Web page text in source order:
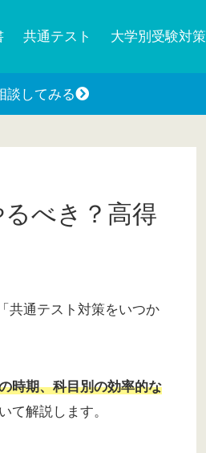
共通テスト 大学別受験対策
談してみる
べき？高得
共通テスト対策をいつか
時期、科目別の効率的な
て解説します。